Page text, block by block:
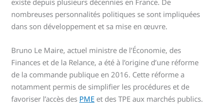
existe depuis plusieurs décennies en France. De
nombreuses personnalités politiques se sont impliquées
dans son développement et sa mise en œuvre.
Bruno Le Maire, actuel ministre de l’Économie, des
Finances et de la Relance, a été à l’origine d’une réforme
de la commande publique en 2016. Cette réforme a
notamment permis de simplifier les procédures et de
favoriser l’accès des PME et des TPE aux marchés publics.